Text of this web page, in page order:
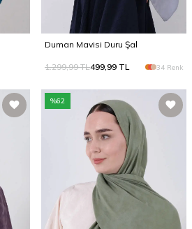
Duman Mavisi Duru Şal
1.299,99TL499,99 TL 34 Renk
%62